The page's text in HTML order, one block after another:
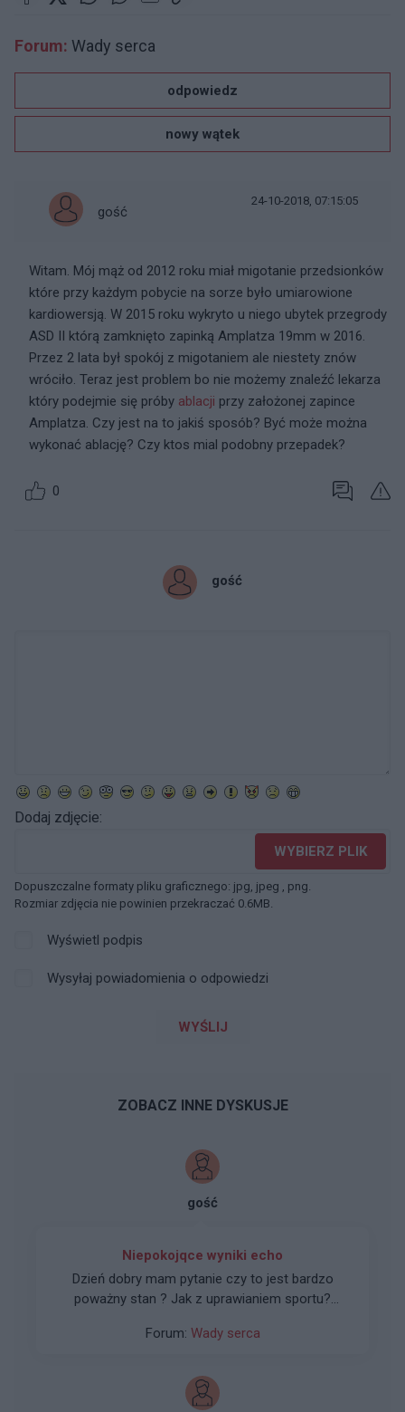
Forum: Wady serca
odpowiedz
nowy wątek
gość
24-10-2018, 07:15:05
Witam. Mój mąż od 2012 roku miał migotanie przedsionków
które przy każdym pobycie na sorze było umiarowione
kardiowersją. W 2015 roku wykryto u niego ubytek przegrody
ASD II którą zamknięto zapinką Amplatza 19mm w 2016.
Przez 2 lata był spokój z migotaniem ale niestety znów
wróciło. Teraz jest problem bo nie możemy znaleźć lekarza
który podejmie się próby ablacji przy założonej zapince
Amplatza. Czy jest na to jakiś sposób? Być może można
wykonać ablację? Czy ktos mial podobny przepadek?
0
gość
Dodaj zdjęcie:
WYBIERZ PLIK
Dopuszczalne formaty pliku graficznego: jpg, jpeg , png.
Rozmiar zdjęcia nie powinien przekraczać 0.6MB.
Wyświetl podpis
Wysyłaj powiadomienia o odpowiedzi
WYŚLIJ
ZOBACZ INNE DYSKUSJE
gość
Niepokojqce wyniki echo
Dzień dobry mam pytanie czy to jest bardzo
poważny stan ? Jak z uprawianiem sportu?
zszedłem z ciężaru o jakieś 60% w dół na SW
energetyczne do minimum ,zażywam koenzym
q10 Omega 3 astetaksyne Zdjecie opisu
Forum: Wady serca